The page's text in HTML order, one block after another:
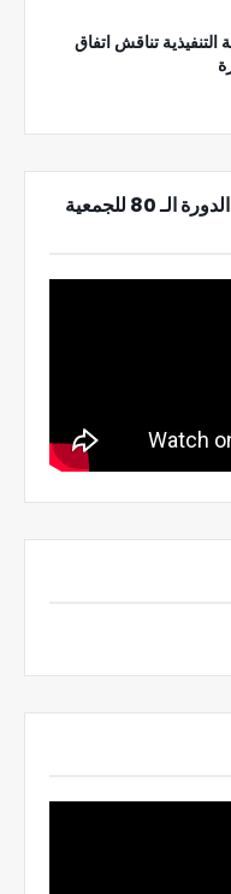
التنفيذية تناقش اتفاق
خطاب الرئيس محمود عباس امام الدورة الـ 80 للجمعية